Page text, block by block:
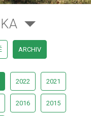
ARCHIV
2022 2021
2016 2015